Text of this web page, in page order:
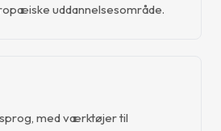
uddannelsesområde.
med værktøjer til